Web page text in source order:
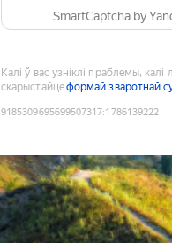
SmartCaptcha by
Калі ў вас узніклі праблемы, калі
скарыстайцеформай зваротнай
9185309695699507317:1786139222